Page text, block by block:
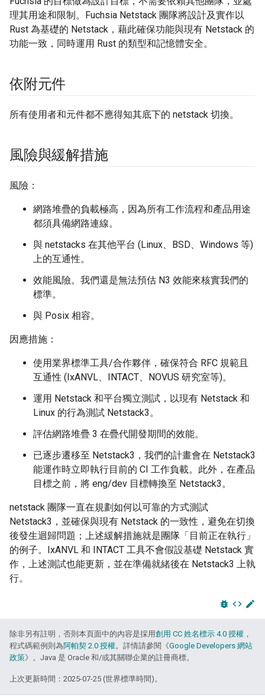
理其用途和限制。Fuchsia Netstack 團隊將設計及實作以
Rust 為基礎的 Netstack，藉此確保功能與現有 Netstack 的
功能一致，同時運用 Rust 的類型和記憶體安全。
依附元件
所有使用者和元件都不應得知其底下的 netstack 切換。
風險與緩解措施
風險：
網路堆疊的負載極高，因為所有工作流程和產品用途
都須具備網路連線。
與 netstacks 在其他平台 (Linux、BSD、Windows 等)
上的互通性。
效能風險。我們還是無法預估 N3 效能來核實我們的
標準。
與 Posix 相容。
因應措施：
使用業界標準工具/合作夥伴，確保符合 RFC 規範且
互通性 (IxANVL、INTACT、NOVUS 研究室等)。
運用 Netstack 和平台獨立測試，以現有 Netstack 和
Linux 的行為測試 Netstack3。
評估網路堆疊 3 在疊代開發期間的效能。
已逐步遷移至 Netstack3，我們的計畫會在 Netstack3
能運作時立即執行目前的 CI 工作負載。此外，在產品
目標之前，將 eng/dev 目標轉換至 Netstack3。
netstack 團隊一直在規劃如何以可靠的方式測試
Netstack3，並確保與現有 Netstack 的一致性，避免在切換
後發生迴歸問題；上述緩解措施就是團隊「目前正在執行」
的例子。IxANVL 和 INTACT 工具不會假設基礎 Netstack 實
作，上述測試也能更新，並在準備就緒後在 Netstack3 上執
行。
bug_report code edit
除非另有註明，否則本頁面中的內容是採用創用 CC 姓名標示 4.0 授權 ，
程式碼範例則為阿帕契 2.0 授權。詳情請參閱《Google Developers 網站
政策》。Java 是 Oracle 和/或其關聯企業的註冊商標。
上次更新時間：2025-07-25 (世界標準時間)。